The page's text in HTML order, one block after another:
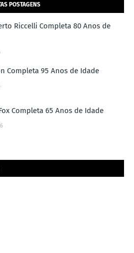
POSTAGENS
Riccelli Completa 80 Anos de
Completa 95 Anos de Idade
Completa 65 Anos de Idade